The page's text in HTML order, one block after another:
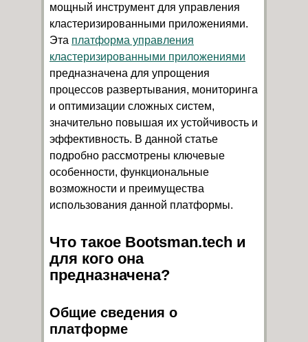
мощный инструмент для управления
кластеризированными приложениями.
Эта платформа управления
кластеризированными приложениями
предназначена для упрощения
процессов развертывания, мониторинга
и оптимизации сложных систем,
значительно повышая их устойчивость и
эффективность. В данной статье
подробно рассмотрены ключевые
особенности, функциональные
возможности и преимущества
использования данной платформы.
Что такое Bootsman.tech и
для кого она
предназначена?
Общие сведения о
платформе